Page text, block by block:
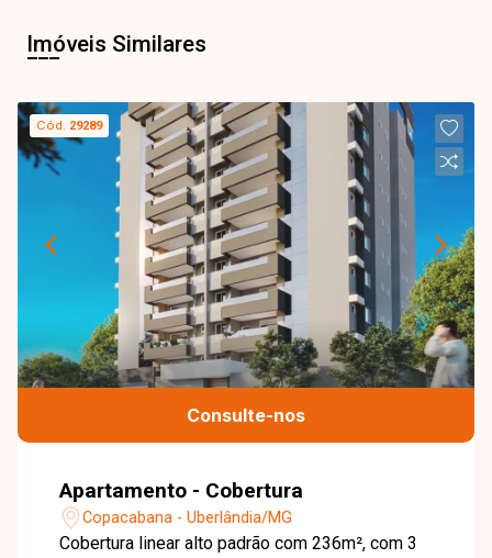
Imóveis Similares
Cód. 29289
Consulte-nos
Apartamento - Cobertura
Copacabana - Uberlândia/MG
Cobertura linear alto padrão com 236m², com 3